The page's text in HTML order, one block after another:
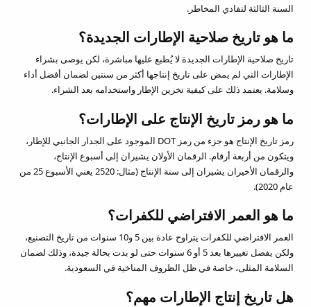
السنة الثالثة لتفادي المخاطر.
ما هو تاريخ صلاحية الإطارات الجديدة؟
تاريخ صلاحية الإطارات الجديدة لا يُطبع عليها مباشرة، لكن يوصى بشراء
الإطارات التي لم يمض على تاريخ إنتاجها أكثر من سنتين لضمان أفضل أداء
وسلامة. يعتمد ذلك على كيفية تخزين الإطار واستخدامه بعد الشراء.
ما هو رمز تاريخ الإنتاج على الإطارات؟
رمز تاريخ الإنتاج هو جزء من رمز DOT الموجود على الجدار الجانبي للإطار،
ويتكون من أربعة أرقام. الرقمان الأولان يشيران إلى أسبوع الإنتاج،
والرقمان الأخيران يشيران إلى سنة الإنتاج (مثال: 2520 يعني الأسبوع 25 من
عام 2020).
ما هو العمر الافتراضي للكفرات؟
العمر الافتراضي للكفرات يتراوح عادة بين 5 و10 سنوات من تاريخ التصنيع،
ولكن يفضل تغييرها بعد 5 أو 6 سنوات حتى لو بدت بحالة جيدة، وذلك لضمان
السلامة المثلى، خاصة في ظل الظروف المناخية في السعودية.
هل تاريخ إنتاج الإطارات مهم؟